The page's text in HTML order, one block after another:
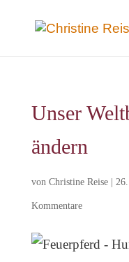
Unser
ändern
von Christine Reise|
Kommentare